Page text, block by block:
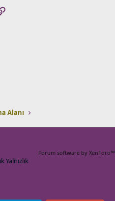
Link
Alanı
Forum software by XenForo™
Yalnızlık